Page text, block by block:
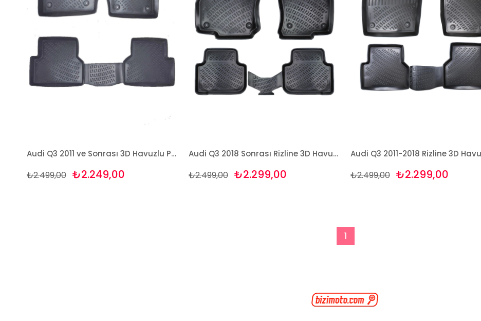
Audi Q3 2011 ve Sonrası 3D Havuzlu Paspas Takımı Bizymo
₺2.249,00
₺2.499,00
Audi Q3 2018 Sonrası Rizline 3D Havuzlu Paspas
₺2.299,00
₺2.499,00 ₺2.299,00
₺2.499,00
1